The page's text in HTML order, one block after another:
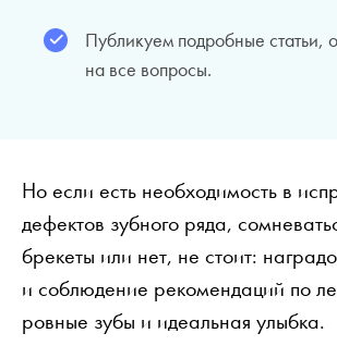
Публикуем подробные статьи,
на все вопросы.
Но если есть необходимость в
дефектов зубного ряда,
брекеты или нет, не стоит:
и соблюдение рекомендаций по
ровные зубы и идеальная улыбка.